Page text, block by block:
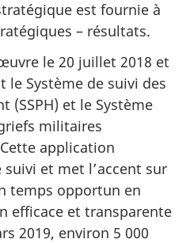
est fournie à
– résultats.
le 20 juillet 2018 et
Système de suivi des
(SSPH) et le Système
militaires
Cette application
et met l’accent sur
temps opportun en
efficace et transparente
2019, environ 5 000